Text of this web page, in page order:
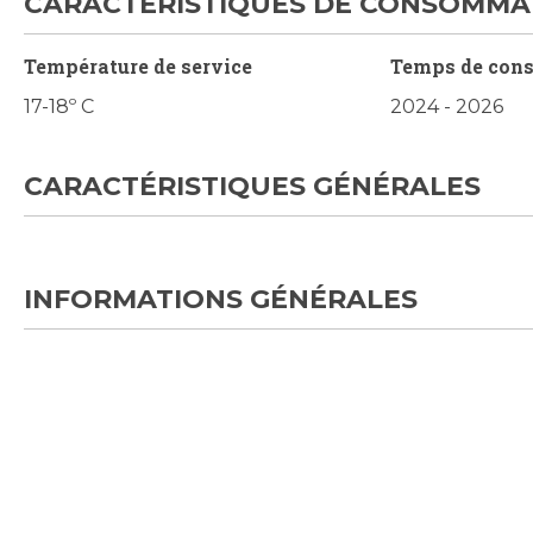
Température de service
17-18º C
Temps de
2024 - 2026
CARACTÉRISTIQUES GÉNÉRALES
INFORMATIONS GÉNÉRALES